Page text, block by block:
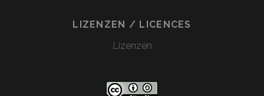
LIZENZEN / LICENCES
Lizenzen